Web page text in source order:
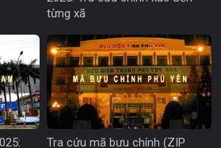
từng xã
Tra cứu mã bưu chính (ZIP